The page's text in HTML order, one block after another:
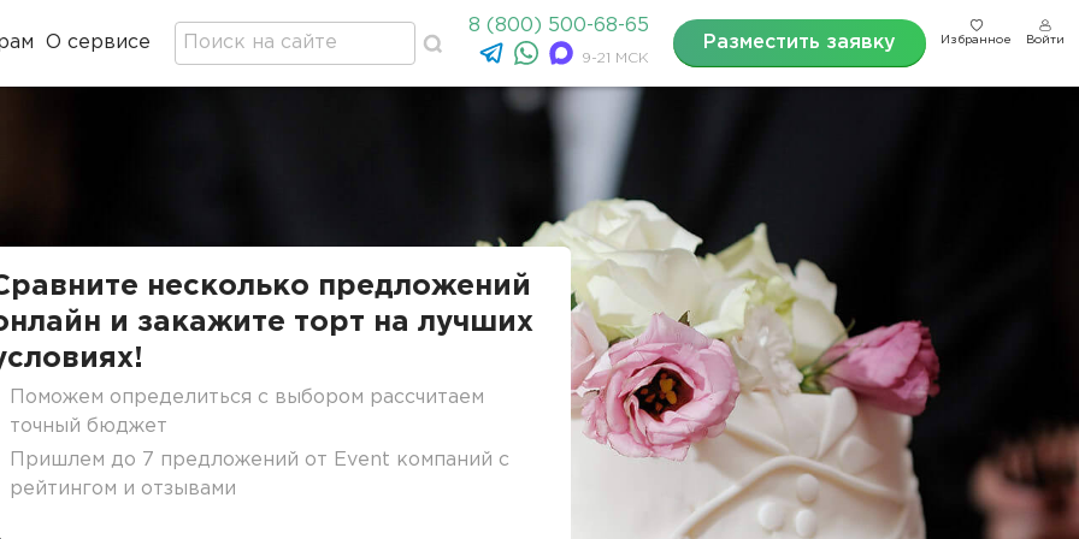
О сервисе
8 (800) 500-68-65
9-21 МСК
Разместить заявку Избранное Войти
несколько предложений
и закажите торт на лучших
Поможем определиться с выбором рассчитаем
точный бюджет
Пришлем до 7 предложений от Event компаний с
рейтингом и отзывами